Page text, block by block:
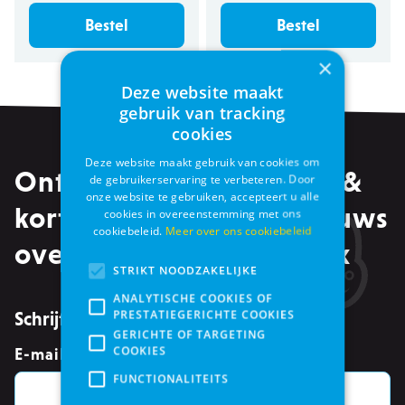
Bestel Bestel
Ontvang alle promoties &
kortingen, maar ook nieuws
over events in je mailbox
Schrijf je in voor de nieuwsbrief
E-mailadres *
×
Deze website maakt
gebruik van tracking
cookies
Deze website maakt gebruik van cookies om
de gebruikerservaring te verbeteren. Door
onze website te gebruiken, accepteert u alle
cookies in overeenstemming met ons
cookiebeleid. Meer over ons cookiebeleid
STRIKT NOODZAKELIJKE
ANALYTISCHE COOKIES OF
PRESTATIEGERICHTE COOKIES
GERICHTE OF TARGETING
COOKIES
FUNCTIONALITEITS